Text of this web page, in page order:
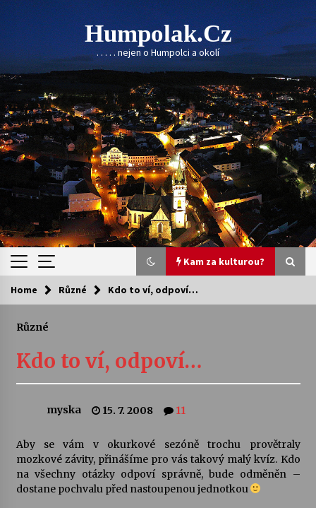
Skip
to
content
Humpolak.cz
. . . . . nejen o Humpolci a okolí
Kam za kulturou?
Kam za kulturou?
Sukuba Ensemble
4. 8. 2026
Vernisáž výstavy Josefíny Duškové: Stávám se
kapkou
Veselí muzikanti
30. 7. 2026
Home Různé Kdo to ví, odpoví…
Různé
Kdo to ví, odpoví…
myska 15. 7. 2008 11
Aby se vám v okurkové sezóně trochu provětraly
mozkové závity, přinášíme pro vás takový malý kvíz. Kdo
na všechny otázky odpoví správně, bude odměněn –
dostane pochvalu před nastoupenou jednotkou